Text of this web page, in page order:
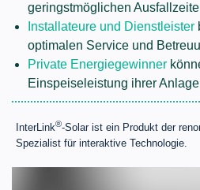
geringstmöglichen
Installateure und Dienstleister
optimalen Service und
Private Energiegewinner
Einspeiseleistung ihrer
InterLink®-Solar ist ein Produkt der
Spezialist für interaktive Technologie.